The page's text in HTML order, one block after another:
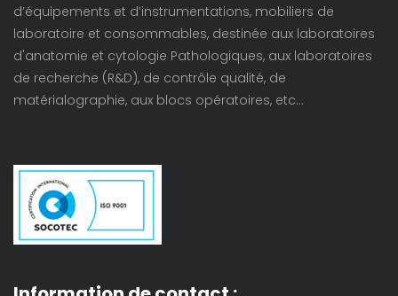
d’équipements et d’instrumentations, mobiliers de
laboratoire et consommables, destinée aux laboratoires
d'anatomie et cytologie Pathologiques, aux laboratoires
de recherche (R&D), de contrôle qualité, de
matérialographie, aux blocs opératoires, etc…